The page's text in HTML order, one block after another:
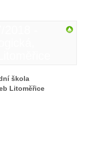
škola
Litoměřice